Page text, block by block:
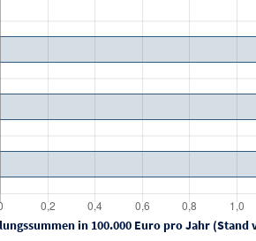
in 100.000 Euro pro Jahr (Stand